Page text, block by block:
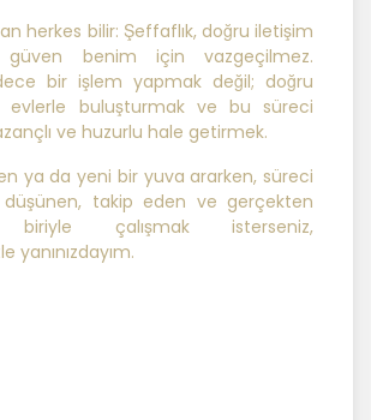
Amaçla Bağlantılı, Sınırlı
FRANCHİSİNG
SATIŞ VE PAZARLAMA
verileri belirlenen
gerçekleştirilmesine
biçimde işleyecek ve
herkes bilir: Şeffaflık, doğru iletişim
güven benim için vazgeçilmez.
bir işlem yapmak değil; doğru
evlerle buluşturmak ve bu süreci
ve huzurlu hale getirmek.
ya da yeni bir yuva ararken, süreci
düşünen, takip eden ve gerçekten
biriyle çalışmak isterseniz,
yanınızdayım.